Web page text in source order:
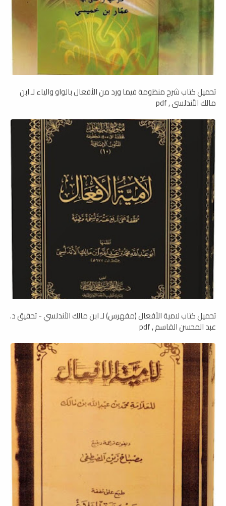
تحميل كتاب شرح منظومة فيما ورد من الأفعال بالواو والياء لـ ابن
مالك الأندلسي , pdf
تحميل كتاب لامية الأفعال (مفهرس) لـ ابن مالك الأندلسي - تحقيق د.
عبد المحسن القاسم , pdf